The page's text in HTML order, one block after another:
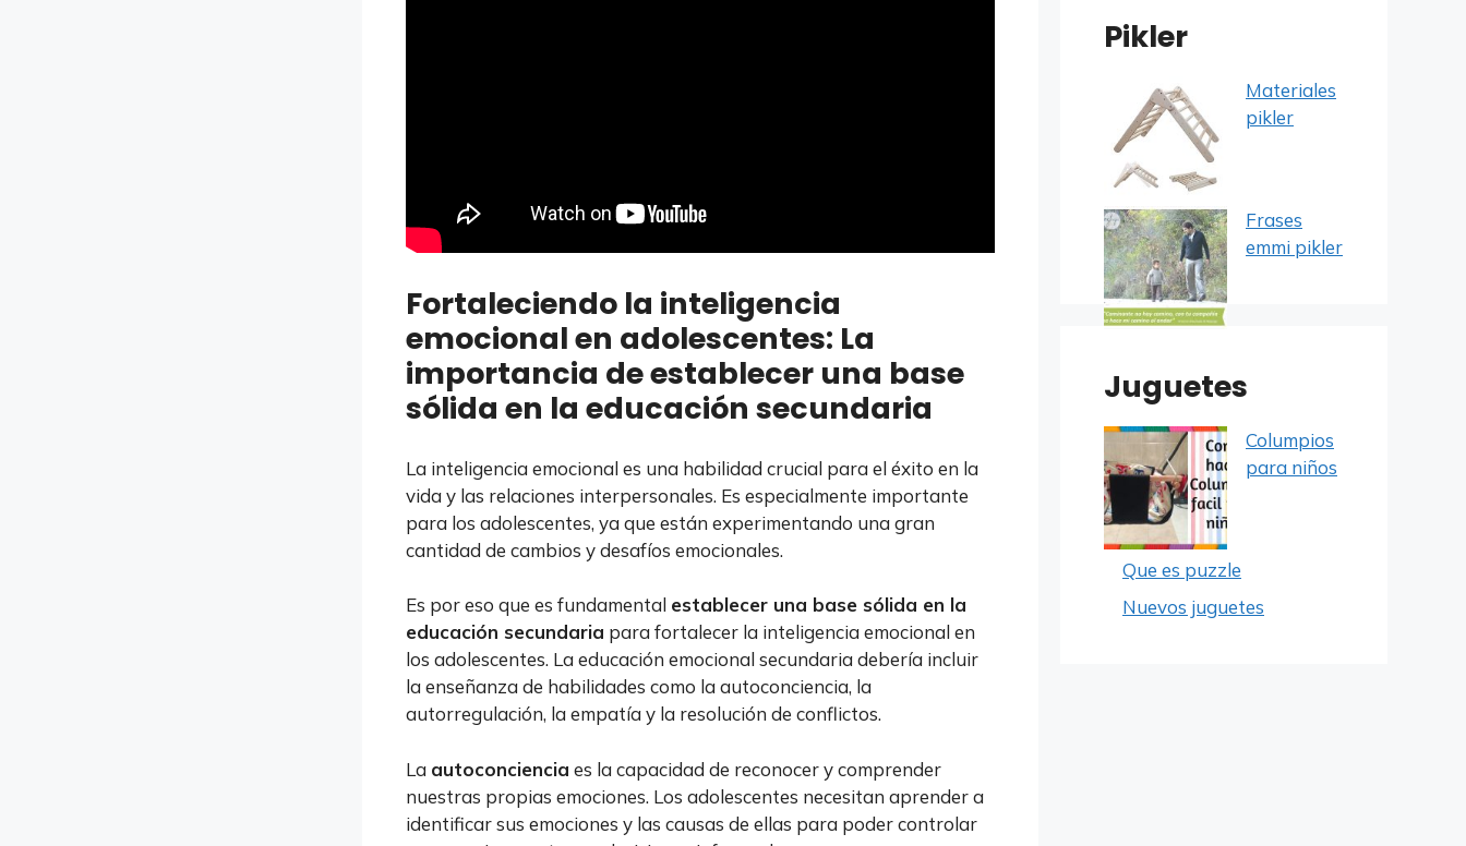
Fortaleciendo la inteligencia
emocional en adolescentes: La
importancia de establecer una base
sólida en la educación secundaria
La inteligencia emocional es una habilidad crucial para el éxito en la
vida y las relaciones interpersonales. Es especialmente importante
para los adolescentes, ya que están experimentando una gran
cantidad de cambios y desafíos emocionales.
Es por eso que es fundamental establecer una base sólida en la
educación secundaria para fortalecer la inteligencia emocional en
los adolescentes. La educación emocional secundaria debería incluir
la enseñanza de habilidades como la autoconciencia, la
autorregulación, la empatía y la resolución de conflictos.
La autoconciencia es la capacidad de reconocer y comprender
nuestras propias emociones. Los adolescentes necesitan aprender a
identificar sus emociones y las causas de ellas para poder controlar
Pikler
Materiales
pikler
Frases
emmi pikler
Juguetes
Columpios
para niños
Que es puzzle
Nuevos juguetes